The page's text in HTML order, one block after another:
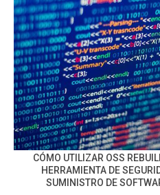
CÓMO UTILIZAR OSS
HERRAMIENTA DE
SUMINISTRO DE